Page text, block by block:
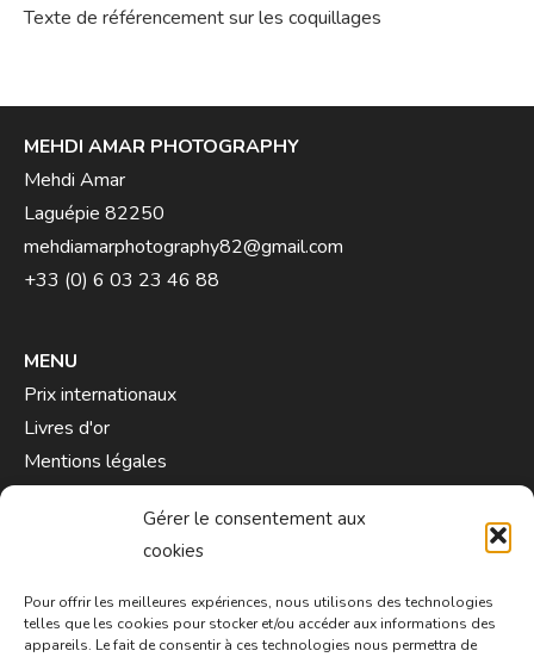
Gérer le consentement aux
cookies
Pour offrir les meilleures expériences, nous utilisons des technologies
telles que les cookies pour stocker et/ou accéder aux informations des
appareils. Le fait de consentir à ces technologies nous permettra de
Texte de référencement sur les coquillages
MEHDI AMAR PHOTOGRAPHY
Mehdi Amar
Laguépie 82250
mehdiamarphotography82@gmail.com
+33 (0) 6 03 23 46 88
MENU
Prix internationaux
Livres d'or
Mentions légales
Contact